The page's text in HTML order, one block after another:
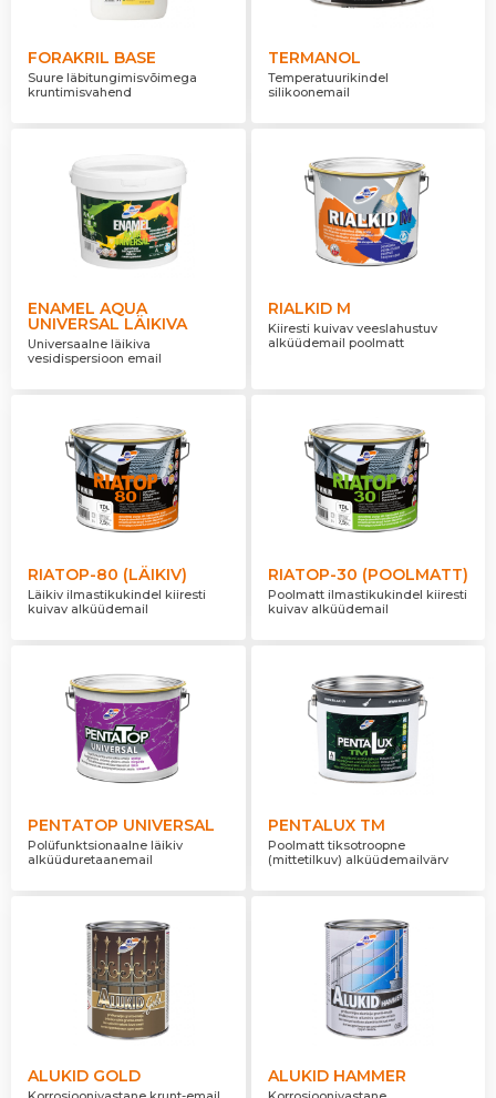
FORAKRIL BASE
Suure läbitungimisvõimega
kruntimisvahend
TERMANOL
Temperatuurikindel
silikoonemail
ENAMEL AQUA
UNIVERSAL LÄIKIVA
Universaalne läikiva
vesidispersioon email
RIALKID M
Kiiresti kuivav veeslahustuv
alküüdemail poolmatt
RIATOP-80 (LÄIKIV)
Läikiv ilmastikukindel kiiresti
kuivav alküüdemail
RIATOP-30 (POOLMATT)
Poolmatt ilmastikukindel kiiresti
kuivav alküüdemail
PENTATOP UNIVERSAL
Polüfunktsionaalne läikiv
alküüduretaanemail
PENTALUX TM
Poolmatt tiksotroopne
(mittetilkuv) alküüdemailvärv
ALUKID GOLD ALUKID HAMMER